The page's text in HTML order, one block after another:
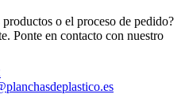
o el proceso de pedido?
Ponte en contacto con nuestro